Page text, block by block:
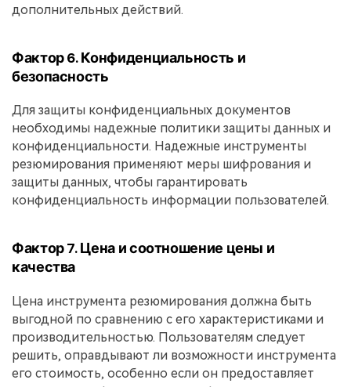
дополнительных действий.
Фактор 6. Конфиденциальность и
безопасность
Для защиты конфиденциальных документов
необходимы надежные политики защиты данных и
конфиденциальности. Надежные инструменты
резюмирования применяют меры шифрования и
защиты данных, чтобы гарантировать
конфиденциальность информации пользователей.
Фактор 7. Цена и соотношение цены и
качества
Цена инструмента резюмирования должна быть
выгодной по сравнению с его характеристиками и
производительностью. Пользователям следует
решить, оправдывают ли возможности инструмента
его стоимость, особенно если он предоставляет